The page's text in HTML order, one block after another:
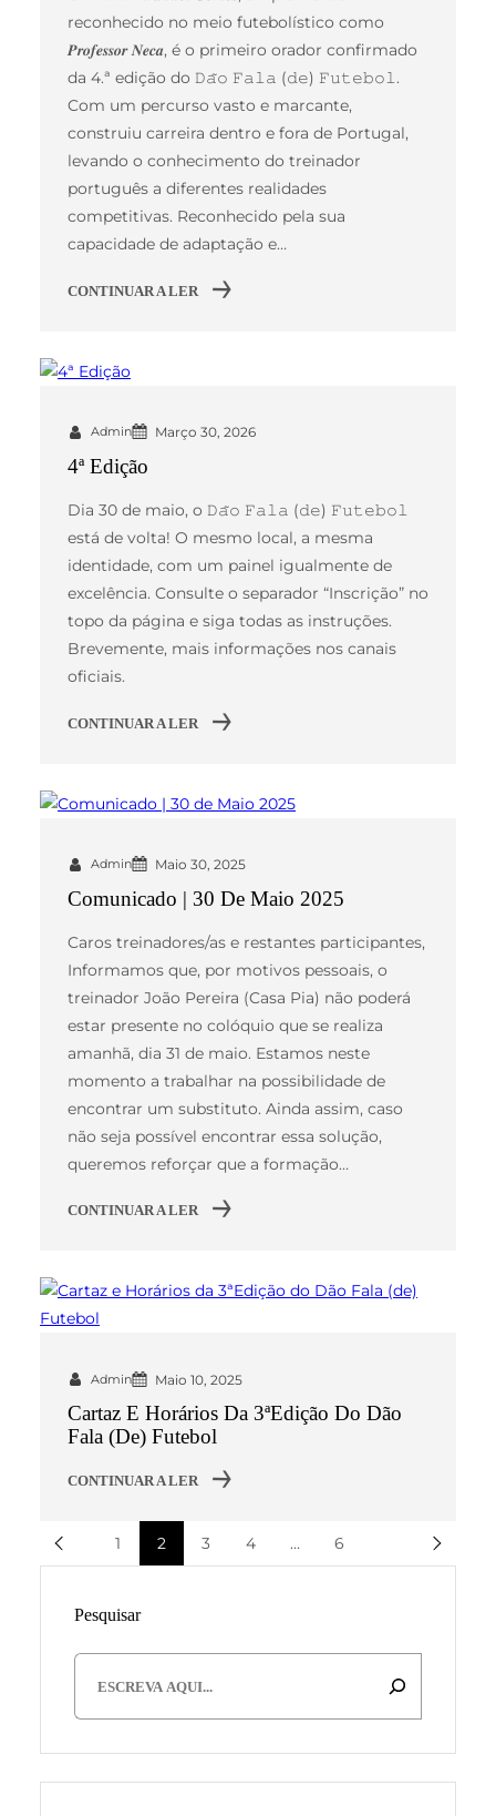
reconhecido no meio futebolístico como
𝑷𝒓𝒐𝒇𝒆𝒔𝒔𝒐𝒓 𝑵𝒆𝒄𝒂, é o primeiro orador confirmado
da 4.ª edição do 𝙳𝚊̃𝚘 𝙵𝚊𝚕𝚊 (𝚍𝚎) 𝙵𝚞𝚝𝚎𝚋𝚘𝚕.
Com um percurso vasto e marcante,
construiu carreira dentro e fora de Portugal,
levando o conhecimento do treinador
português a diferentes realidades
competitivas. Reconhecido pela sua
capacidade de adaptação e…
CONTINUAR A LER
Admin Março 30, 2026
4ª Edição
Dia 30 de maio, o 𝙳𝚊̃𝚘 𝙵𝚊𝚕𝚊 (𝚍𝚎) 𝙵𝚞𝚝𝚎𝚋𝚘𝚕
está de volta! O mesmo local, a mesma
identidade, com um painel igualmente de
excelência. Consulte o separador “Inscrição” no
topo da página e siga todas as instruções.
Brevemente, mais informações nos canais
oficiais.
CONTINUAR A LER
Admin Maio 30, 2025
Comunicado | 30 De Maio 2025
Caros treinadores/as e restantes participantes,
Informamos que, por motivos pessoais, o
treinador João Pereira (Casa Pia) não poderá
estar presente no colóquio que se realiza
amanhã, dia 31 de maio. Estamos neste
momento a trabalhar na possibilidade de
encontrar um substituto. Ainda assim, caso
não seja possível encontrar essa solução,
queremos reforçar que a formação…
CONTINUAR A LER
Admin Maio 10, 2025
Cartaz E Horários Da 3ªEdição Do Dão
Fala (de) Futebol
CONTINUAR A LER
1 2 3 4 … 6
Pesquisar
S
c